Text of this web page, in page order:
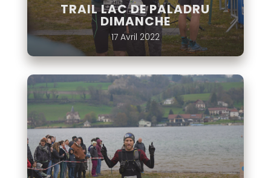
TRAIL LAC DE PALADRU
DIMANCHE
17 Avril 2022